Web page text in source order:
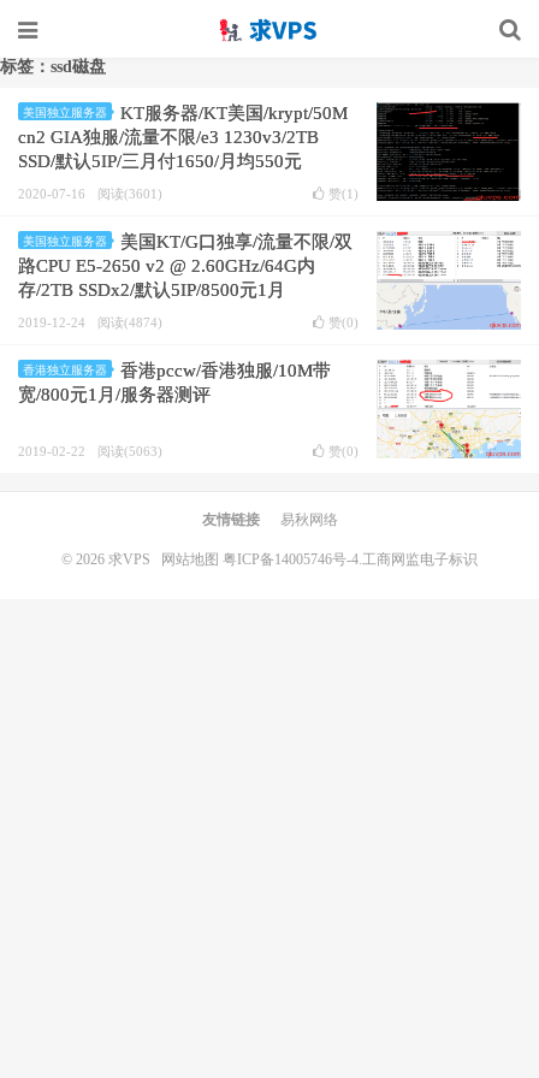
标签：ssd磁盘
美国独立服务器
KT服务器/KT美国/krypt/50M
cn2 GIA独服/流量不限/e3 1230v3/2TB
SSD/默认5IP/三月付1650/月均550元
2020-07-16 阅读(3601) 赞(1 )
美国独立服务器
美国KT/G口独享/流量不限/双
路CPU E5-2650 v2 @ 2.60GHz/64G内
存/2TB SSDx2/默认5IP/8500元1月
2019-12-24 阅读(4874) 赞(0)
香港独立服务器
香港pccw/香港独服/10M带
宽/800元1月/服务器测评
2019-02-22 阅读(5063) 赞(0)
友情链接 易秋网络
© 2026 求VPS 网站地图 粤ICP备14005746号-4.工商网监电子标识